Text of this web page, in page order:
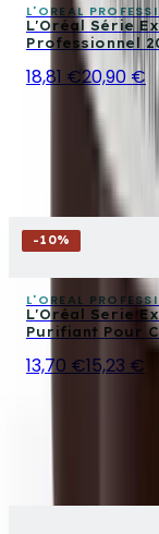
L'OREAL
L'Oréal Série
Professionnel
18,81 €20,90 €
-10%
L'OREAL
L'Oréal Serie
Purifiant Pour
13,70 €15,23 €